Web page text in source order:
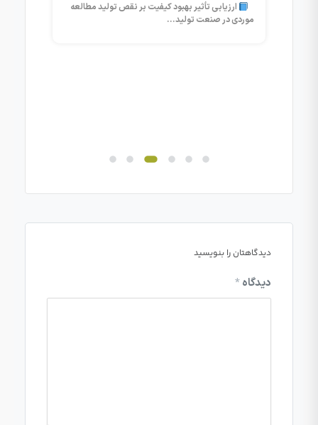
ارزیابی تأثیر بهبود کیفیت بر نقص تولید مطالعه
موردی در صنعت تولید...
دیدگاهتان را بنویسید
دیدگاه*